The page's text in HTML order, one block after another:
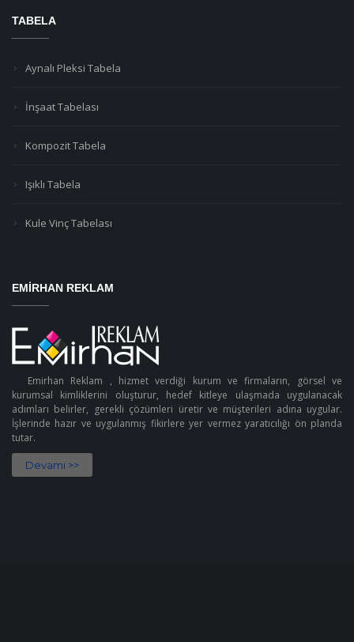
TABELA
Aynalı Pleksi Tabela
İnşaat Tabelası
Kompozit Tabela
Işıklı Tabela
Kule Vinç Tabelası
EMIRHAN REKLAM
Emirhan Reklam , hizmet verdiği kurum ve firmaların, görsel ve
kurumsal kimliklerini oluşturur, hedef kitleye ulaşmada uygulanacak
adımları belirler, gerekli çözümleri üretir ve müşterileri adına uygular.
İşlerinde hazır ve uygulanmış fikirlere yer vermez yaratıcılığı ön planda
tutar.
Devamı >>